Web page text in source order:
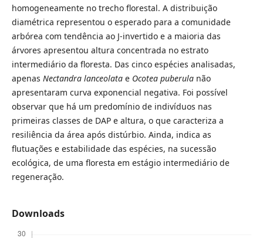
homogeneamente no trecho florestal. A distribuição
diamétrica representou o esperado para a comunidade
arbórea com tendência ao J-invertido e a maioria das
árvores apresentou altura concentrada no estrato
intermediário da floresta. Das cinco espécies analisadas,
apenas Nectandra lanceolata e Ocotea puberula não
apresentaram curva exponencial negativa. Foi possível
observar que há um predomínio de indivíduos nas
primeiras classes de DAP e altura, o que caracteriza a
resiliência da área após distúrbio. Ainda, indica as
flutuações e estabilidade das espécies, na sucessão
ecológica, de uma floresta em estágio intermediário de
regeneração.
Downloads